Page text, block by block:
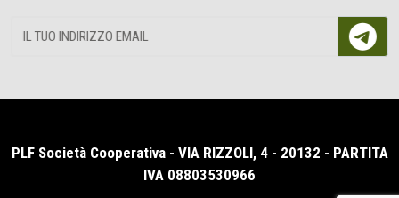
PLF Società Cooperativa - VIA RIZZOLI, 4 - 20132 - PARTITA
IVA 08803530966